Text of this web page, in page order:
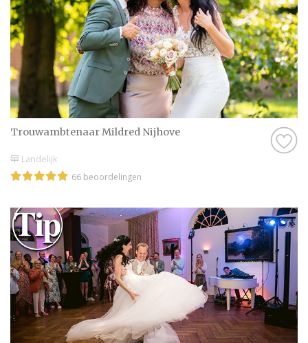
Trouwambtenaar Mildred Nijhove
Landelijk
66 beoordelingen